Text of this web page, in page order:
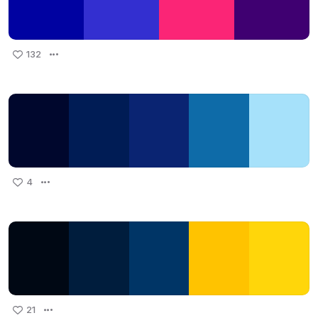
132
4
21